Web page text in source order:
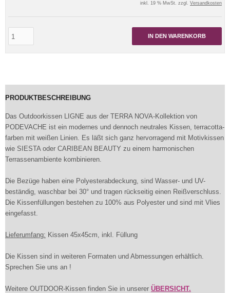
inkl. 19 % MwSt. zzgl. Versandkosten
IN DEN WARENKORB
PRODUKTBESCHREIBUNG
Das Outdoorkissen LIGNE aus der TERRA NOVA-Kollektion von
PODEVACHE ist ein modernes und dennoch neutrales Kissen, terracotta-
farben mit weißen Linien. Es läßt sich ganz hervorragend mit Motivkissen
wie SIESTA oder CARIBEAN BEAUTY zu einem harmonischen
Terrassenambiente kombinieren.
Die Bezüge haben eine Polyesterabdeckung, sind Wasser- und UV-
beständig, waschbar bei 30° und tragen rückseitig einen Reißverschluss.
Die Kissenfüllungen bestehen zu 100% aus Polyester und sind mit Vlies
eingefasst.
Lieferumfang: Kissen 45x45cm, inkl. Füllung
Die Kissen sind in weiteren Formaten und Abmessungen erhältlich.
Sprechen Sie uns an !
Weitere OUTDOOR-Kissen finden Sie in unserer ÜBERSICHT.